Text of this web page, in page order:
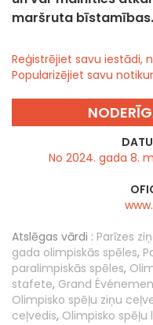
maršruta bīstamības.
Reģistrējiet savu iestādi,
Popularizējiet savu
No 2024. gada 8.
Atslēgas vārdi : Parīzes
gada olimpiskās spēles,
paralimpiskās spēles,
stafete, Grand
Olimpisko spēļu ziņu
ceļvedis, Olimpisko spēļu